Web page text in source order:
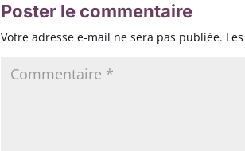
Poster le commentaire
Votre adresse e-mail ne sera pas publiée.